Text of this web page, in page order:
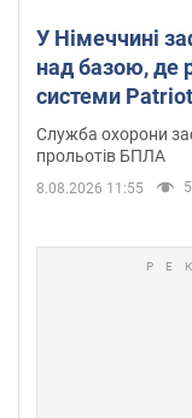
У Німеччині
над базою, де
системи
Служба охорони
прольотів БПЛА
8.08.2026 11:55